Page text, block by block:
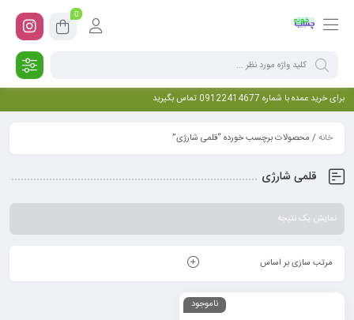
0
برای خرید عمده با شماره 09122414677 تماس بگیرید
خانه/ محصولات برچسب خورده “قلمی شارژی”
قلمی شارژی
نمایش یک نتیجه
مرتب سازی بر اساس
ناموجود